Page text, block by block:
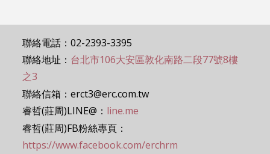
聯絡電話：02-2393-3395
聯絡地址： 台北市106大安區敦化南路二段77號8樓
之3
聯絡信箱：erct3@erc.com.tw
睿哲(莊周)LINE@： line.me
睿哲(莊周)FB粉絲專頁：
https://www.facebook.com/erchrm